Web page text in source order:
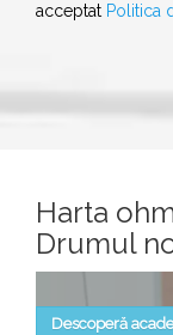
acceptat Politica
Harta
Drumul
Descoperă